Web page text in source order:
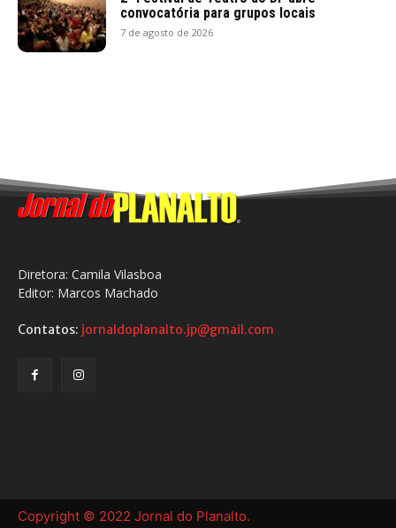
convocatória para grupos locais
7 de agosto de 2026
Diretora: Camila Vilasboa
Editor: Marcos Machado
Contatos: jornaldoplanalto.jp@gmail.com
Copyright © 2022 Jornal do Planalto.